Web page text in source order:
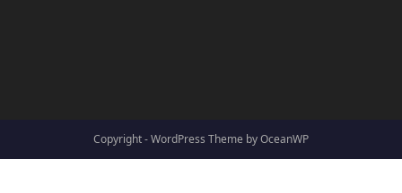
Copyright - WordPress Theme by OceanWP